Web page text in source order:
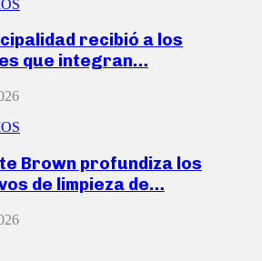
recibió a los
que integran…
Brown profundiza los
de limpieza de…